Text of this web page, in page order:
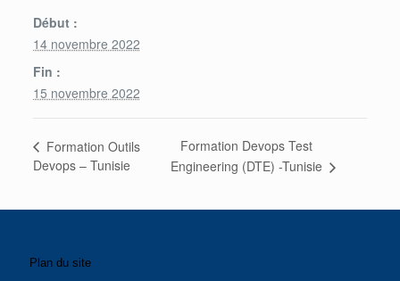
Début :
14 novembre 2022
Fin :
15 novembre 2022
Formation Outils
Devops – Tunisie
Formation Devops Test
Engineering (DTE) -Tunisie
Plan du site